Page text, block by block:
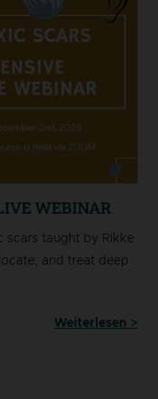
WEBINAR
scars taught by Rikke
and treat deep
Weiterlesen >